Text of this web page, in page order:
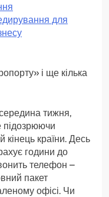
для
і ще кілька
тижня,
підозрюючи
кінець країни. Десь
години до
телефон –
пакет
офісі. Чи